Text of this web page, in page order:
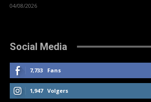
04/08/2026
Social Media
7,733 Fans
1,947 Volgers